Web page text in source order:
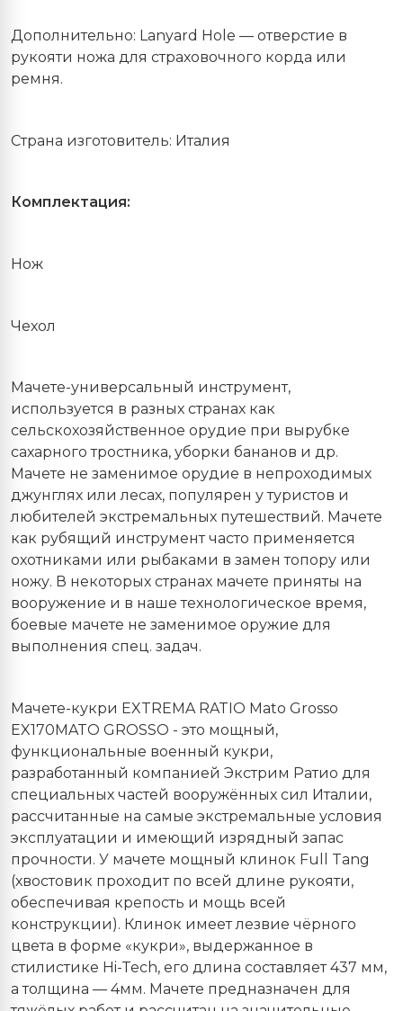
Дополнительно: Lanyard Hole — отверстие в
рукояти ножа для страховочного корда или
ремня.
Страна изготовитель: Италия
Комплектация:
Нож
Чехол
Мачете-универсальный инструмент,
используется в разных странах как
сельскохозяйственное орудие при вырубке
сахарного тростника, уборки бананов и др.
Мачете не заменимое орудие в непроходимых
джунглях или лесах, популярен у туристов и
любителей экстремальных путешествий. Мачете
как рубящий инструмент часто применяется
охотниками или рыбаками в замен топору или
ножу. В некоторых странах мачете приняты на
вооружение и в наше технологическое время,
боевые мачете не заменимое оружие для
выполнения спец. задач.
Мачете-кукри EXTREMA RATIO Mato Grosso
EX170MATO GROSSO - это мощный,
функциональные военный кукри,
разработанный компанией Экстрим Ратио для
специальных частей вооружённых сил Италии,
рассчитанные на самые экстремальные условия
эксплуатации и имеющий изрядный запас
прочности. У мачете мощный клинок Full Tang
(хвостовик проходит по всей длине рукояти,
обеспечивая крепость и мощь всей
конструкции). Клинок имеет лезвие чёрного
цвета в форме «кукри», выдержанное в
стилистике Hi-Tech, его длина составляет 437 мм,
а толщина — 4мм. Мачете предназначен для